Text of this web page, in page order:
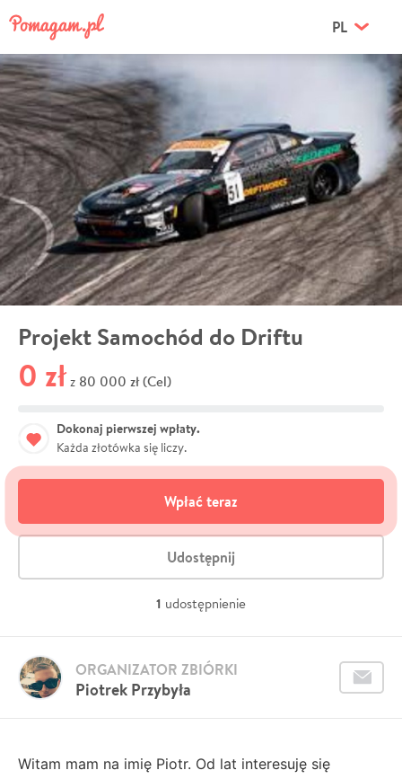
PL
Projekt Samochód do Driftu
0 zł z 80 000 zł (Cel)
Dokonaj pierwszej wpłaty.
Każda złotówka się liczy.
Wpłać teraz
Udostępnij
1 udostępnienie
Piotrek Przybyła
ORGANIZATOR ZBIÓRKI
Witam mam na imię Piotr. Od lat interesuję się